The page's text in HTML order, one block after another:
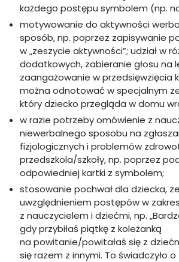
każdego postępu symbolem (np.
motywowanie do aktywności
sposób, np. poprzez zapisywanie
w „zeszycie aktywności”; udział w
dodatkowych, zabieranie głosu na
zaangażowanie w przedsięwzięcia
można odnotować w specjalnym
który dziecko przegląda w domu
w razie potrzeby omówienie z
niewerbalnego sposobu na
fizjologicznych i problemów
przedszkola/szkoły, np. poprzez
odpowiedniej kartki z symbolem;
stosowanie pochwał dla dziecka,
uwzględnieniem postępów w
z nauczycielem i dziećmi, np.
gdy przybiłaś piątkę z koleżanką
na powitanie/powitałaś się z
się razem z innymi. To świadczyło